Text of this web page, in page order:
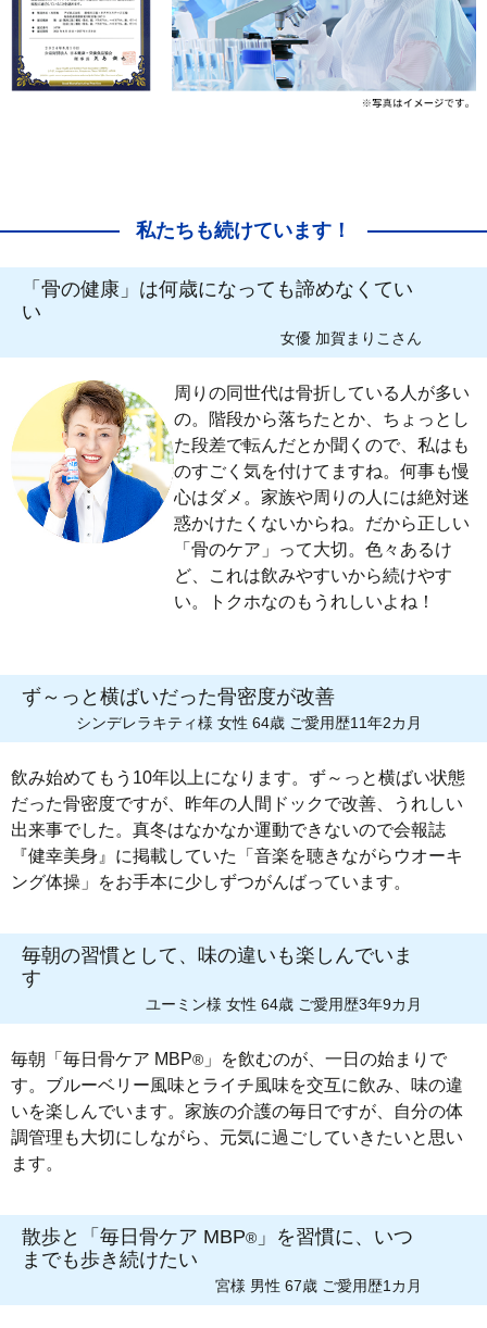
私たちも続けています！
「骨の健康」は何歳になっても諦めなくてい
い
女優 加賀まりこさん
周りの同世代は骨折している人が多い
の。階段から落ちたとか、ちょっとし
た段差で転んだとか聞くので、私はも
のすごく気を付けてますね。何事も慢
心はダメ。家族や周りの人には絶対迷
惑かけたくないからね。だから正しい
「骨のケア」って大切。色々あるけ
ど、これは飲みやすいから続けやす
い。トクホなのもうれしいよね！
ず～っと横ばいだった骨密度が改善
シンデレラキティ様 女性 64歳 ご愛用歴11年2カ月
飲み始めてもう10年以上になります。ず～っと横ばい状態
だった骨密度ですが、昨年の人間ドックで改善、うれしい
出来事でした。真冬はなかなか運動できないので会報誌
『健幸美身』に掲載していた「音楽を聴きながらウオーキ
ング体操」をお手本に少しずつがんばっています。
毎朝の習慣として、味の違いも楽しんでいま
す
ユーミン様 女性 64歳 ご愛用歴3年9カ月
毎朝「毎日骨ケア MBP® 」を飲むのが、一日の始まりで
す。ブルーベリー風味とライチ風味を交互に飲み、味の違
いを楽しんでいます。家族の介護の毎日ですが、自分の体
調管理も大切にしながら、元気に過ごしていきたいと思い
ます。
散歩と「毎日骨ケア MBP® 」を習慣に、いつ
までも歩き続けたい
宮様 男性 67歳 ご愛用歴1カ月